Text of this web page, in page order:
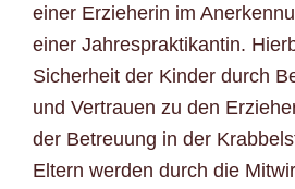
einer Erzieherin im
einer Jahrespraktikantin.
Sicherheit der Kinder durch
und Vertrauen zu den
der Betreuung in der
Eltern werden durch die